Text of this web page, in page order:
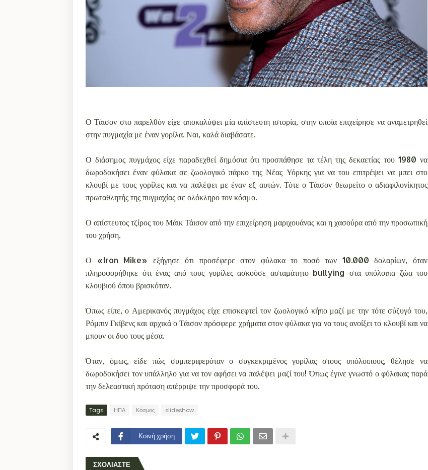
Ο Τάισον στο παρελθόν είχε αποκαλύψει μία απίστευτη ιστορία, στην οποία επιχείρησε να αναμετρηθεί
στην πυγμαχία με έναν γορίλα. Ναι, καλά διαβάσατε.
Ο διάσημος πυγμάχος είχε παραδεχθεί δημόσια ότι προσπάθησε τα τέλη της δεκαετίας του 1980 να
δωροδοκήσει έναν φύλακα σε ζωολογικό πάρκο της Νέας Υόρκης για να του επιτρέψει να μπει στο
κλουβί με τους γορίλες και να παλέψει με έναν εξ αυτών. Τότε ο Τάισον θεωρείτο ο αδιαφιλονίκητος
πρωταθλητής της πυγμαχίας σε ολόκληρο τον κόσμο.
Ο απίστευτος τζίρος του Μάικ Τάισον από την επιχείρηση μαριχουάνας και η χασούρα από την προσωπική
του χρήση.
Ο «Iron Mike» εξήγησε ότι προσέφερε στον φύλακα το ποσό των 10.000 δολαρίων, όταν
πληροφορήθηκε ότι ένας από τους γορίλες ασκούσε ασταμάτητο bullying στα υπόλοιπα ζώα του
κλουβιού όπου βρισκόταν.
Όπως είπε, ο Αμερικανός πυγμάχος είχε επισκεφτεί τον ζωολογικό κήπο μαζί με την τότε σύζυγό του,
Ρόμπιν Γκίβενς και αρχικά ο Τάισον πρόσφερε χρήματα στον φύλακα για να τους ανοίξει το κλουβί και να
μπουν οι δυο τους μέσα.
Όταν, όμως, είδε πώς συμπεριφερόταν ο συγκεκριμένος γορίλας στους υπόλοιπους, θέλησε να
δωροδοκήσει τον υπάλληλο για να τον αφήσει να παλέψει μαζί του! Όπως έγινε γνωστό ο φύλακας παρά
την δελεαστική πρόταση απέρριψε την προσφορά του.
Tags ΗΠΑ Κόσμος slideshow
Κοινή χρήση
ΣΧΟΛΙΑΣΤΕ